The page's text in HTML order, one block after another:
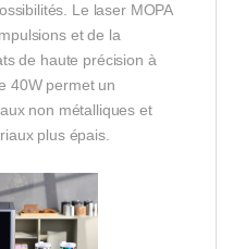
Le laser MOPA
et de la
de haute précision à
40W permet un
non métalliques et
plus épais.